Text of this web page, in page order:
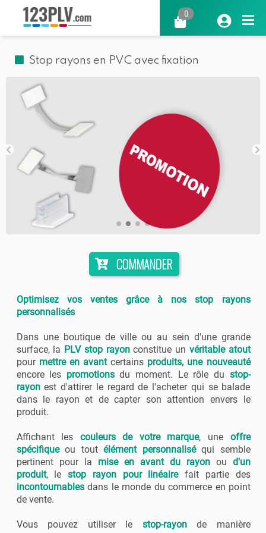
0
Stop rayons en PVC avec fixation
COMMANDER
Optimisez vos ventes grâce à nos stop rayons
personnalisés
Dans une boutique de ville ou au sein d'une grande
surface, la PLV stop rayonconstitue un véritable atout
pour mettre en avantcertains produits, une nouveauté
encore les promotionsdu moment. Le rôle du stop-
rayonest d'attirer le regard de l'acheter qui se balade
dans le rayon et de capter son attention envers le
produit.
Affichant les couleurs de votre marque, une offre
spécifiqueou toutélément personnaliséqui semble
pertinent pour la mise en avant du rayonou d'un
produit, le stop rayon pour linéairefait partie des
incontournablesdans le monde du commerce en point
de vente.
Vous pouvez utiliser le stop-rayonde manière